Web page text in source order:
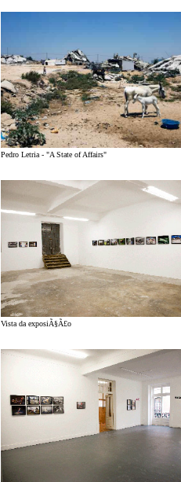
Pedro Letria - "A State of Affairs"
Vista da exposiÃ§Ã£o